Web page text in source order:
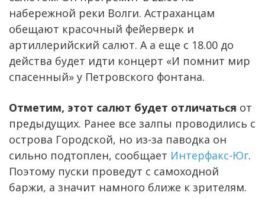
набережной реки Волги. Астраханцам
обещают красочный фейерверк и
артиллерийский салют. А а еще с 18.00 до
действа будет идти концерт «И помнит мир
спасенный» у Петровского фонтана.
Отметим, этот салют будет отличаться от
предыдущих. Ранее все залпы проводились с
острова Городской, но из-за паводка он
сильно подтоплен, сообщает Интерфакс-Юг.
Поэтому пуски проведут с самоходной
баржи, а значит намного ближе к зрителям.